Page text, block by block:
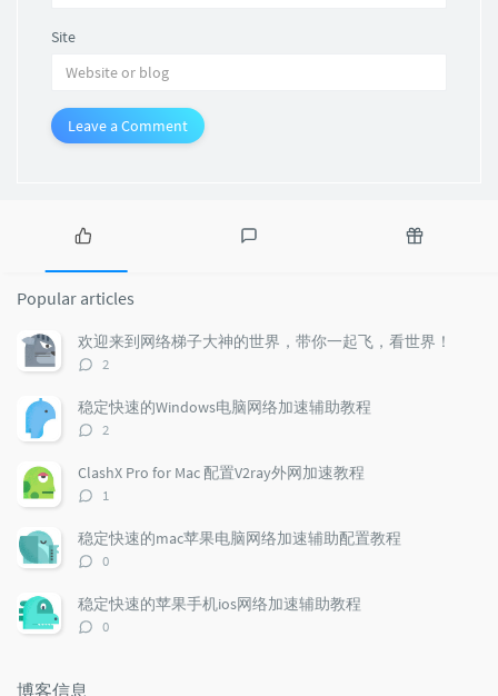
Site
Leave a Comment
P
p
u
l
a
r
a
r
t
i
l
e
e
s
c
o
m
t
d
o
Popular articles
欢迎来到网络梯子大神的世界，带你一起飞，看世界！
评
数：
2
稳定快速的Windows电脑网络加速辅助教程
评
数：
2
ClashX Pro for Mac 配置V2ray外网加速教程
评
数：
1
稳定快速的mac苹果电脑网络加速辅助配置教程
评
数：
0
稳定快速的苹果手机ios网络加速辅助教程
评
0
博客信息